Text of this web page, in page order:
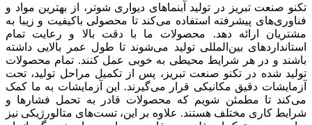
تکنو صنعت تبریز در تولید آبنماهای دیواری شوتر، از بهترین مواد و
فناوری‌های پیشرفته استفاده می‌کند تا محصولی باکیفیت و زیبا به
مشتریان ارائه دهد. محصولات ما با دقت بالا و رعایت تمام
استانداردهای بین‌المللی تولید می‌شوند تا طول عمر بالایی داشته
باشند و در هر شرایط محیطی به خوبی عمل کنند. تمام محصولات
تولید شده در تکنو صنعت تبریز، پس از تکمیل مراحل تولید، تحت
آزمایشات دقیق مکانیکی قرار می‌گیرند. این آزمایشات به ما کمک
می‌کند تا مطمئن شویم که محصولات قادر به تحمل فشارها و
شرایط کاری مختلف هستند. علاوه بر این، تست‌های متالورژیکی نیز